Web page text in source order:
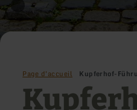
Page d'accueil Kupferhof-